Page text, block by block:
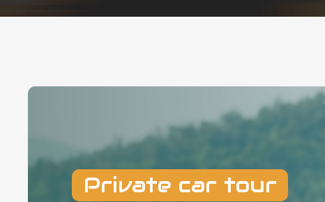
機場接送推薦
Private car tour